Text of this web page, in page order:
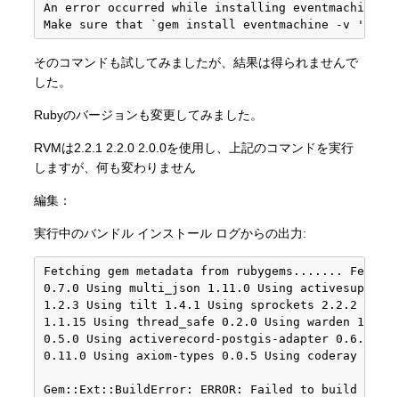
An error occurred while installing eventmachine
そのコマンドも試してみましたが、結果は得られませんで
した。
Rubyのバージョンも変更してみました。
RVMは2.2.1 2.2.0 2.0.0を使用し、上記のコマンドを実行
しますが、何も変わりません
編集：
実行中のバンドル インストール ログからの出力:
Fetching gem metadata from rubygems.......
0.7.0 Using multi_json 1.11.0 Using
1.2.3 Using tilt 1.4.1 Using sprockets 2.2.2
1.1.15 Using thread_safe 0.2.0 Using warden
0.5.0 Using activerecord-postgis-adapter 0.6.5
0.11.0 Using axiom-types 0.0.5 Using coderay
Gem::Ext::BuildError: ERROR: Failed to build gem